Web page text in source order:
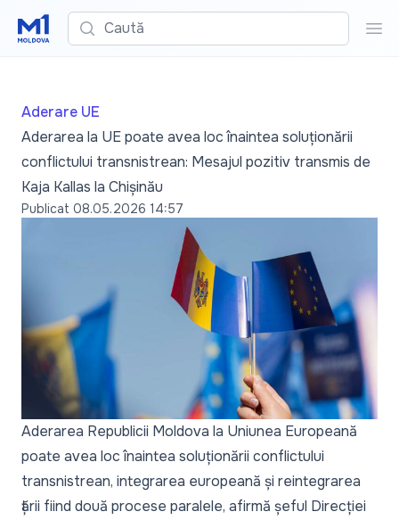
Caută
Aderare UE
Aderarea la UE poate avea loc înaintea soluționării
conflictului transnistrean: Mesajul pozitiv transmis de
Kaja Kallas la Chișinău
Publicat 08.05.2026 14:57
Aderarea Republicii Moldova la Uniunea Europeană
poate avea loc înaintea soluționării conflictului
transnistrean, integrarea europeană și reintegrarea
țării fiind două procese paralele, afirmă șeful Direcției